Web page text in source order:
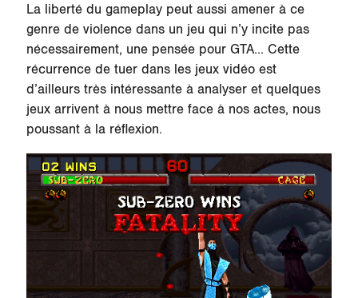
La liberté du gameplay peut aussi amener à ce
genre de violence dans un jeu qui n’y incite pas
nécessairement, une pensée pour GTA... Cette
récurrence de tuer dans les jeux vidéo est
d’ailleurs très intéressante à analyser et quelques
jeux arrivent à nous mettre face à nos actes, nous
poussant à la réflexion.